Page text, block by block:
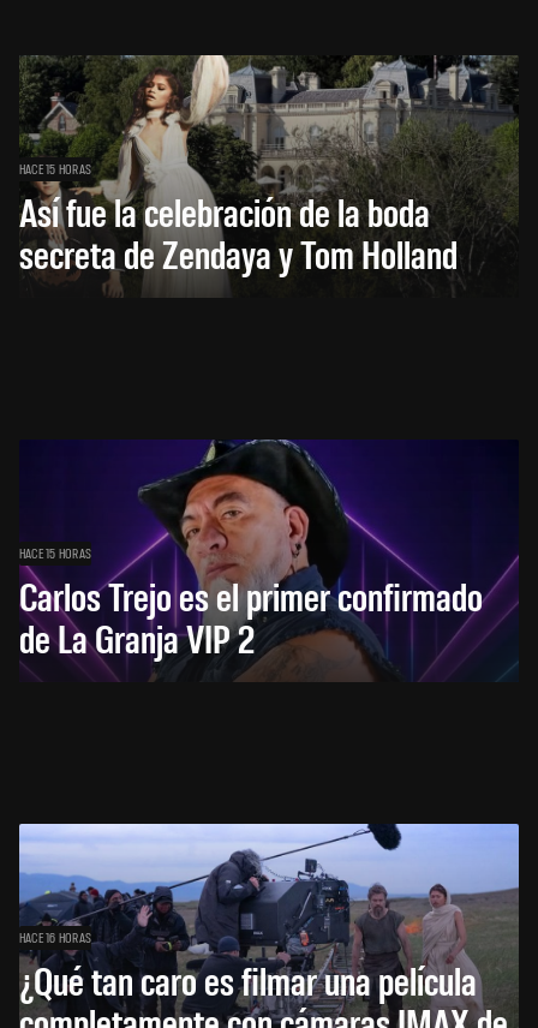
HACE 15 HORAS
Así fue la celebración de la boda
secreta de Zendaya y Tom Holland
HACE 15 HORAS
Carlos Trejo es el primer confirmado
de La Granja VIP 2
HACE 16 HORAS
¿Qué tan caro es filmar una película